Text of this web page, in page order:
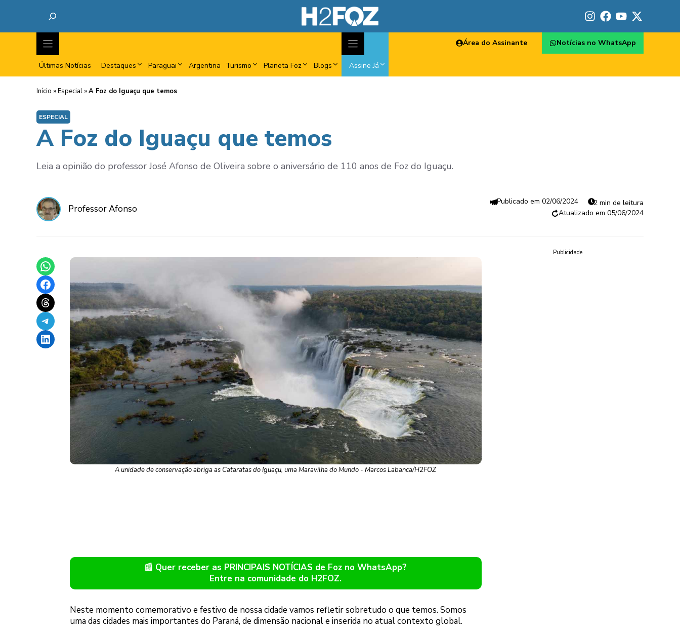
Últimas Notícias Destaques Paraguai Argentina Turismo Planeta Foz Blogs Assine Já
Área do Assinante Notícias no WhatsApp
Início »Especial »A Foz do Iguaçu que temos
ESPECIAL
A Foz do Iguaçu que temos
Leia a opinião do professor José Afonso de Oliveira sobre o aniversário de 110 anos de Foz do Iguaçu.
Professor Afonso
02/06/2024
2 min de leitura
05/06/2024
Share on WhatsApp
Share on Facebook
Share on Threads
Share on Telegram
Share on LinkedIn
A unidade de conservação abriga as Cataratas do Iguaçu, uma Maravilha do Mundo - Marcos Labanca/H2FOZ
📰 Quer receber as PRINCIPAIS NOTÍCIAS de Foz no WhatsApp?
Entre na comunidade do H2FOZ.
Neste momento comemorativo e festivo de nossa cidade vamos refletir sobretudo o que temos. Somos
uma das cidades mais importantes do Paraná, de dimensão nacional e inserida no atual contexto global.
Publicidade